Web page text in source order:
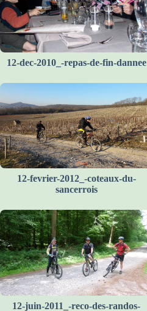
12-dec-2010_-repas-de-fin-dannee
12-fevrier-2012_-coteaux-du-
sancerrois
12-juin-2011_-reco-des-randos-